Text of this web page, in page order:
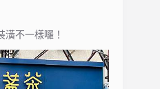
不一樣囉！